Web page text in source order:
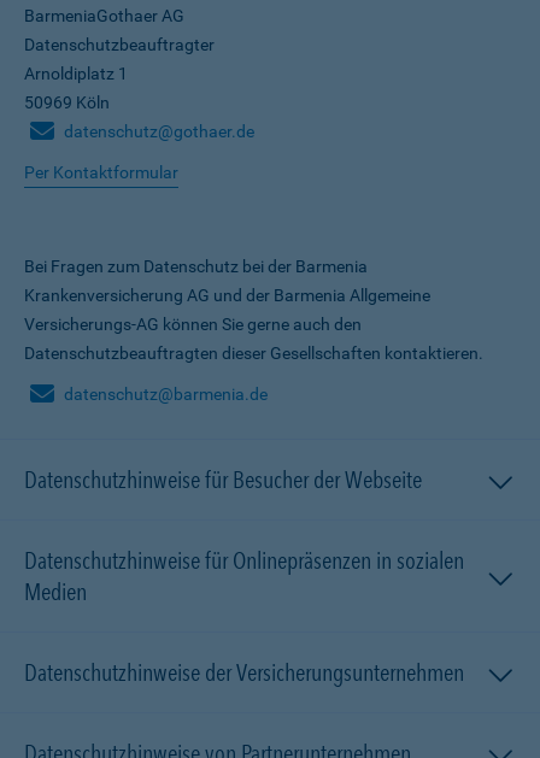
BarmeniaGothaer AG
Datenschutzbeauftragter
Arnoldiplatz 1
50969 Köln
datenschutz@gothaer.de
Per Kontaktformular
Bei Fragen zum Datenschutz bei der Barmenia
Krankenversicherung AG und der Barmenia Allgemeine
Versicherungs-AG können Sie gerne auch den
Datenschutzbeauftragten dieser Gesellschaften kontaktieren.
datenschutz@barmenia.de
Datenschutzhinweise für Besucher der Webseite
Datenschutzhinweise für Onlinepräsenzen in sozialen
Medien
Datenschutzhinweise der Versicherungsunternehmen